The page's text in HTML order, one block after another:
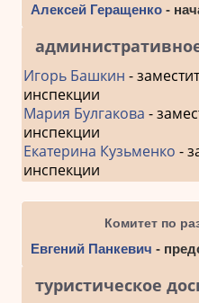
Алексей Геращенко-
Игорь Башкин -
инспекции
Мария Булгакова -
инспекции
Екатерина Кузьменко -
инспекции
Комитет по
Евгений Панкевич -
туристическое